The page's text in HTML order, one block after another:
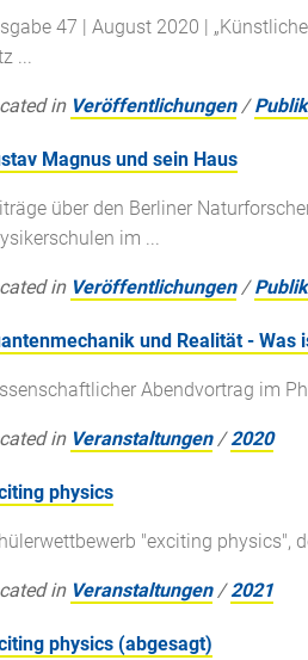
47 | August 2020 |
...
in Veröffentlichungen /
Magnus und sein Haus
über den Berliner
im ...
in Veröffentlichungen /
und Realität -
Abendvortrag im
in Veranstaltungen /2020
physics
"exciting physics",
in Veranstaltungen /2021
physics (abgesagt)